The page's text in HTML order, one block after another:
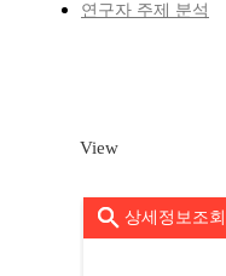
연구자 주제 분석
View
상세정보조회